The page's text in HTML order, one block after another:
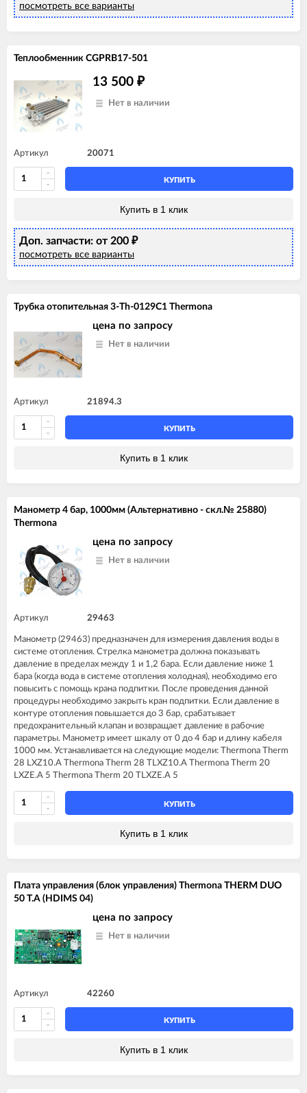
посмотреть все варианты
Теплообменник CGPRB17-501
13 500 ₽
Нет в наличии
Артикул 20071
КУПИТЬ
Купить в 1 клик
Доп. запчасти: от 200 ₽
посмотреть все варианты
Трубка отопительная 3-Th-0129C1 Thermona
цена по запросу
Нет в наличии
Артикул 21894.3
КУПИТЬ
Купить в 1 клик
Манометр 4 бар, 1000мм (Альтернативно - скл.№ 25880)
Thermona
цена по запросу
Нет в наличии
Артикул 29463
Манометр (29463) предназначен для измерения давления воды в
системе отопления. Стрелка манометра должна показывать
давление в пределах между 1 и 1,2 бара. Если давление ниже 1
бара (когда вода в системе отопления холодная), необходимо его
повысить с помощь крана подпитки. После проведения данной
процедуры необходимо закрыть кран подпитки. Если давление в
контуре отопления повышается до 3 бар, срабатывает
предохранительный клапан и возвращает давление в рабочие
параметры. Манометр имеет шкалу от 0 до 4 бар и длину кабеля
1000 мм. Устанавливается на следующие модели: Thermona Therm
28 LXZ10.A Thermona Therm 28 TLXZ10.A Thermona Therm 20
LXZE.A 5 Thermona Therm 20 TLXZE.A 5
КУПИТЬ
Купить в 1 клик
Плата управления (блок управления) Thermona THERM DUO
50 T.A (HDIMS 04)
цена по запросу
Нет в наличии
Артикул 42260
КУПИТЬ
Купить в 1 клик